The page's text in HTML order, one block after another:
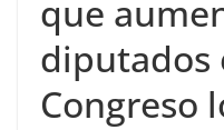
que
diputados
Congreso